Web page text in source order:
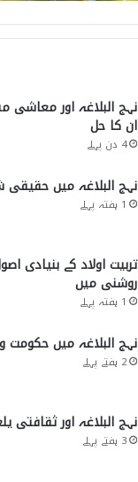
نہج البلاغہ اور معاشی
ان کا حل
4 دن پہلے
نہج البلاغہ میں
1 ہفتہ پہلے
تربیت اولاد کے بنیادی
روشنی میں
1 ہفتہ پہلے
نہج البلاغہ میں
2 ہفتے پہلے
نہج البلاغہ اور ثقافتی
3 ہفتے پہلے